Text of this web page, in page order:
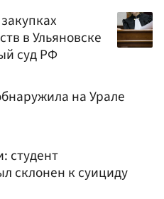
в Ульяновске
суд РФ
на Урале
студент
склонен к суициду